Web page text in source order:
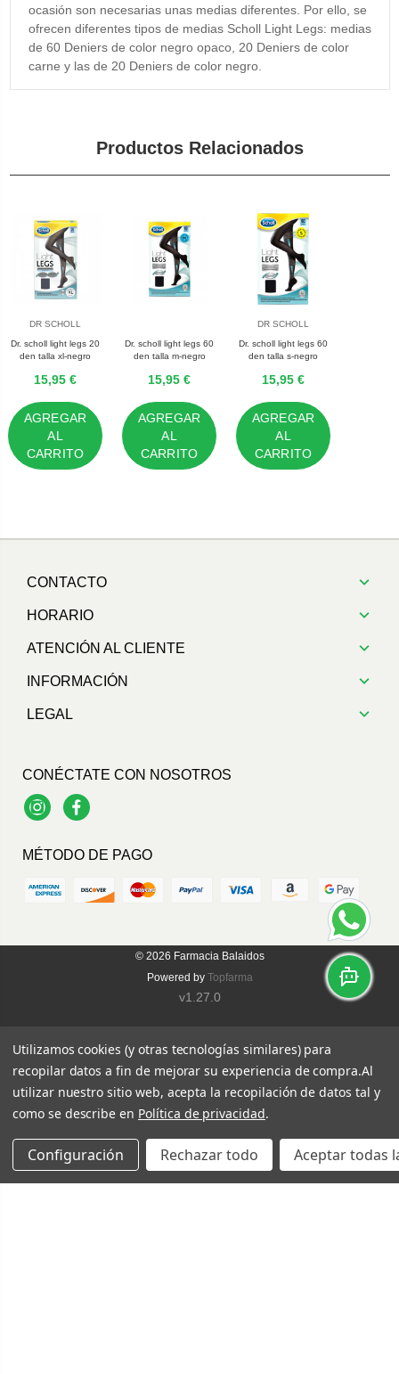
ocasión son necesarias unas medias diferentes. Por ello, se
ofrecen diferentes tipos de medias Scholl Light Legs: medias
de 60 Deniers de color negro opaco, 20 Deniers de color
carne y las de 20 Deniers de color negro.
Productos Relacionados
DR SCHOLL
Dr. scholl light legs 20
den talla xl-negro
15,95 €
AGREGAR
AL
CARRITO
Dr. scholl light legs 60
den talla m-negro
15,95 €
AGREGAR
AL
CARRITO
DR SCHOLL
Dr. scholl light legs 60
den talla s-negro
15,95 €
AGREGAR
AL
CARRITO
CONTACTO
HORARIO
ATENCIÓN AL CLIENTE
INFORMACIÓN
LEGAL
CONÉCTATE CON NOSOTROS
InstagramFacebook
MÉTODO DE PAGO
© 2026 Farmacia Balaidos
Powered by Topfarma
v1.27.0
Utilizamos cookies (y otras tecnologías similares) para
recopilar datos a fin de mejorar su experiencia de compra.Al
utilizar nuestro sitio web, acepta la recopilación de datos tal y
como se describe en Política de privacidad.
Configuración Rechazar todo Aceptar todas